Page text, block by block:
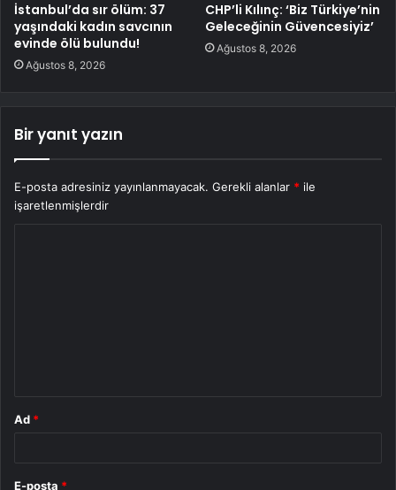
İstanbul’da sır ölüm: 37
yaşındaki kadın savcının
evinde ölü bulundu!
Ağustos 8, 2026
CHP’li Kılınç: ‘Biz Türkiye’nin
Geleceğinin Güvencesiyiz’
Ağustos 8, 2026
Bir yanıt yazın
E-posta adresiniz yayınlanmayacak. Gerekli alanlar * ile
işaretlenmişlerdir
Ad *
E-posta *